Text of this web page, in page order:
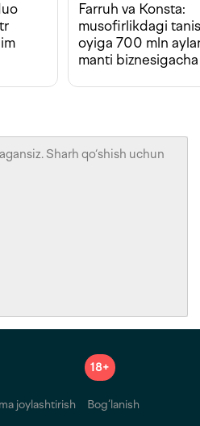
Farruh va Konsta:
musofirlikdagi
oyiga 700 mln
manti biznesigacha
18+
joylashtirish Bog‘lanish